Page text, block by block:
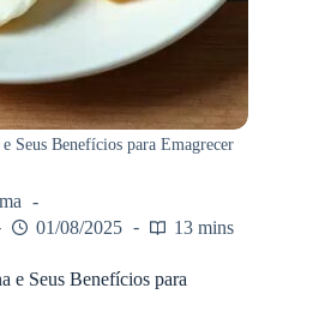
Seus Benefícios para Emagrecer
01/08/2025 13 mins
e Seus Benefícios para